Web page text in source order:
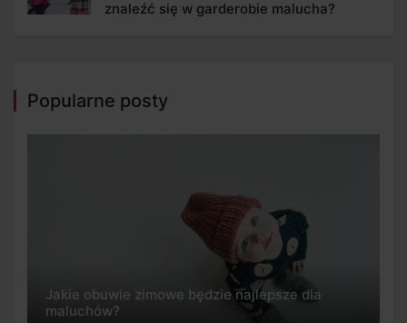
znaleźć się w garderobie malucha?
Popularne posty
Jakie obuwie zimowe będzie najlepsze dla
maluchów?